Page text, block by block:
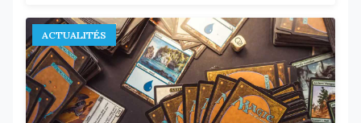
ACTUALITÉS